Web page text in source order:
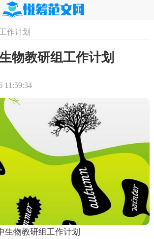
实用文
工作计划
物教研组工作计划
11:59:34
生物教研组工作计划